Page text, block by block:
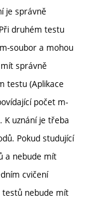
je správně
druhém testu
soubor a mohou
správně
testu (Aplikace
počet m-
K uznání je třeba
Pokud studující
a nebude mít
cvičení
testů nebude mít